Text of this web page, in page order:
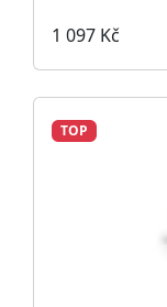
1 097 Kč
TOP